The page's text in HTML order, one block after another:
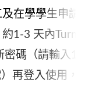
在學學生申
1-3 天內
密碼（請輸入
再登入使用，